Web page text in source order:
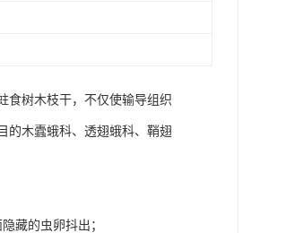
食树木枝干，不仅使输导组织
的木蠹蛾科、透翅蛾科、鞘翅
藏的虫卵抖出；